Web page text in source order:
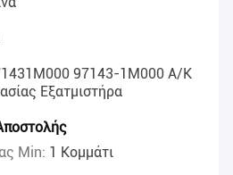
97143-1M000 Α/Κ
Εξατμιστήρα
Min: 1 Κομμάτι